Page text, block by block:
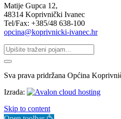
Matije Gupca 12,
48314 Koprivnički Ivanec
Tel/Fax: +385/48 638-100
opcina@koprivnicki-ivanec.hr
Sva prava pridržana Općina
Izrada:
Skip to content